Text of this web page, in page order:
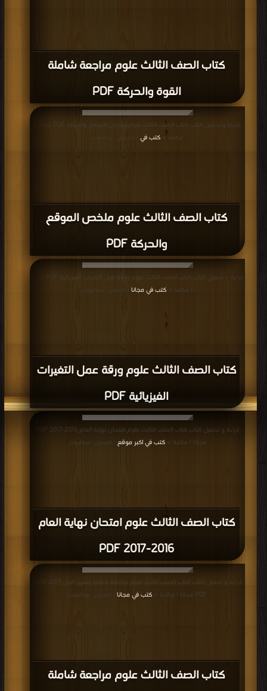
كتاب الصف الثالث علوم مراجعة شاملة
القوة والحركة PDF
كتاب الصف الثالث علوم ملخص الموقع
والحركة PDF
قراءة و تحميل كتاب كتاب الصف الثالث علوم ملخص الموقع والحركة PDF مجانا |
مكتبة > كتب في | التحميل : مرة/مرات
كتاب الصف الثالث علوم ورقة عمل التغيرات
الفيزيائية PDF
| مكتبة >كتب في مجانا | التحميل : مرة/مرات
كتاب الصف الثالث علوم امتحان نهاية العام
2016-2017 PDF
مجانا | مكتبة >كتب في اكبر موقع | التحميل : مرة/مرات
كتاب الصف الثالث علوم مراجعة شاملة
PDF مجانا | مكتبة >
كتب في مجانا | التحميل : مرة/مرات